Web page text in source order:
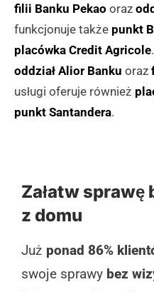
filii Banku Pekao oraz
funkcjonuje także punkt
placówka Credit Agricole
oddział Alior Banku oraz
usługi oferuje również
punkt Santandera.
Załatw sprawę
z domu
Już ponad 86%
swoje sprawy bez